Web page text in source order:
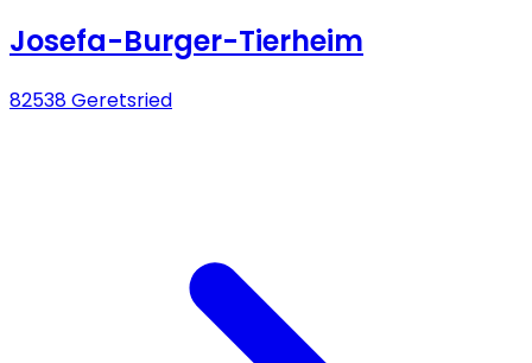
Josefa-Burger-Tierheim
82538 Geretsried